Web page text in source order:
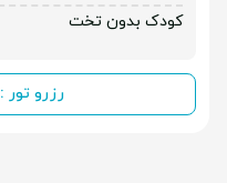
کودک بدون تخت
رزرو تور :